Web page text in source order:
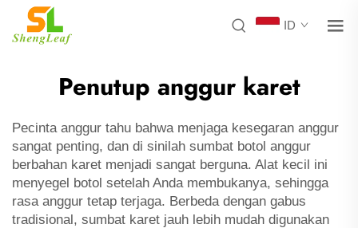
ID
Penutup anggur karet
Pecinta anggur tahu bahwa menjaga kesegaran anggur
sangat penting, dan di sinilah sumbat botol anggur
berbahan karet menjadi sangat berguna. Alat kecil ini
menyegel botol setelah Anda membukanya, sehingga
rasa anggur tetap terjaga. Berbeda dengan gabus
tradisional, sumbat karet jauh lebih mudah digunakan